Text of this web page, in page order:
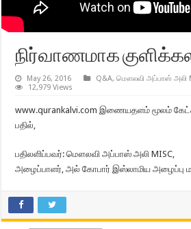
நிர்வாணமாக
May 26, 2016 Q&A,மௌலவி அப்பாஸ் அலி
12,979 Views
www.qurankalvi.com இணையதளம் மூலம்
பதில்,
பதிலளிப்பவர்: மௌலவி அப்பாஸ் அலி MISC,
அழைப்பாளர், அல் கோபார் இஸ்லாமிய அழைப்பு